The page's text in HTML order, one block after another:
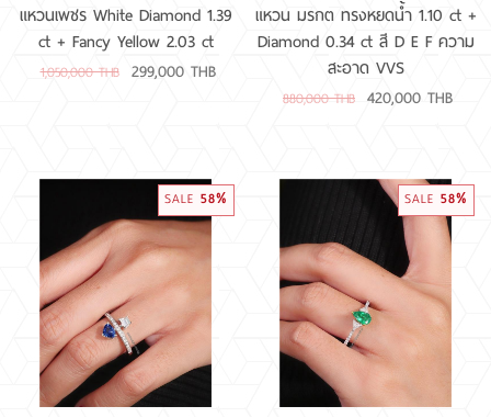
แหวนเพชร White Diamond 1.39
ct + Fancy Yellow 2.03 ct
1,050,000 THB 299,000 THB
แหวน มรกต ทรงหยดน้ำ 1.10 ct +
Diamond 0.34 ct สี D E F ความ
สะอาด VVS
880,000 THB 420,000 THB
SALE 58% SALE 58%